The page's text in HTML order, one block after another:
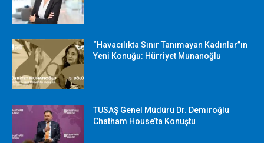
“Havacılıkta Sınır Tanımayan Kadınlar”ın
Yeni Konuğu: Hürriyet Munanoğlu
TUSAŞ Genel Müdürü Dr. Demiroğlu
Chatham House’ta Konuştu